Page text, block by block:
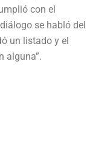
con el
se habló del
un listado y el
alguna”.